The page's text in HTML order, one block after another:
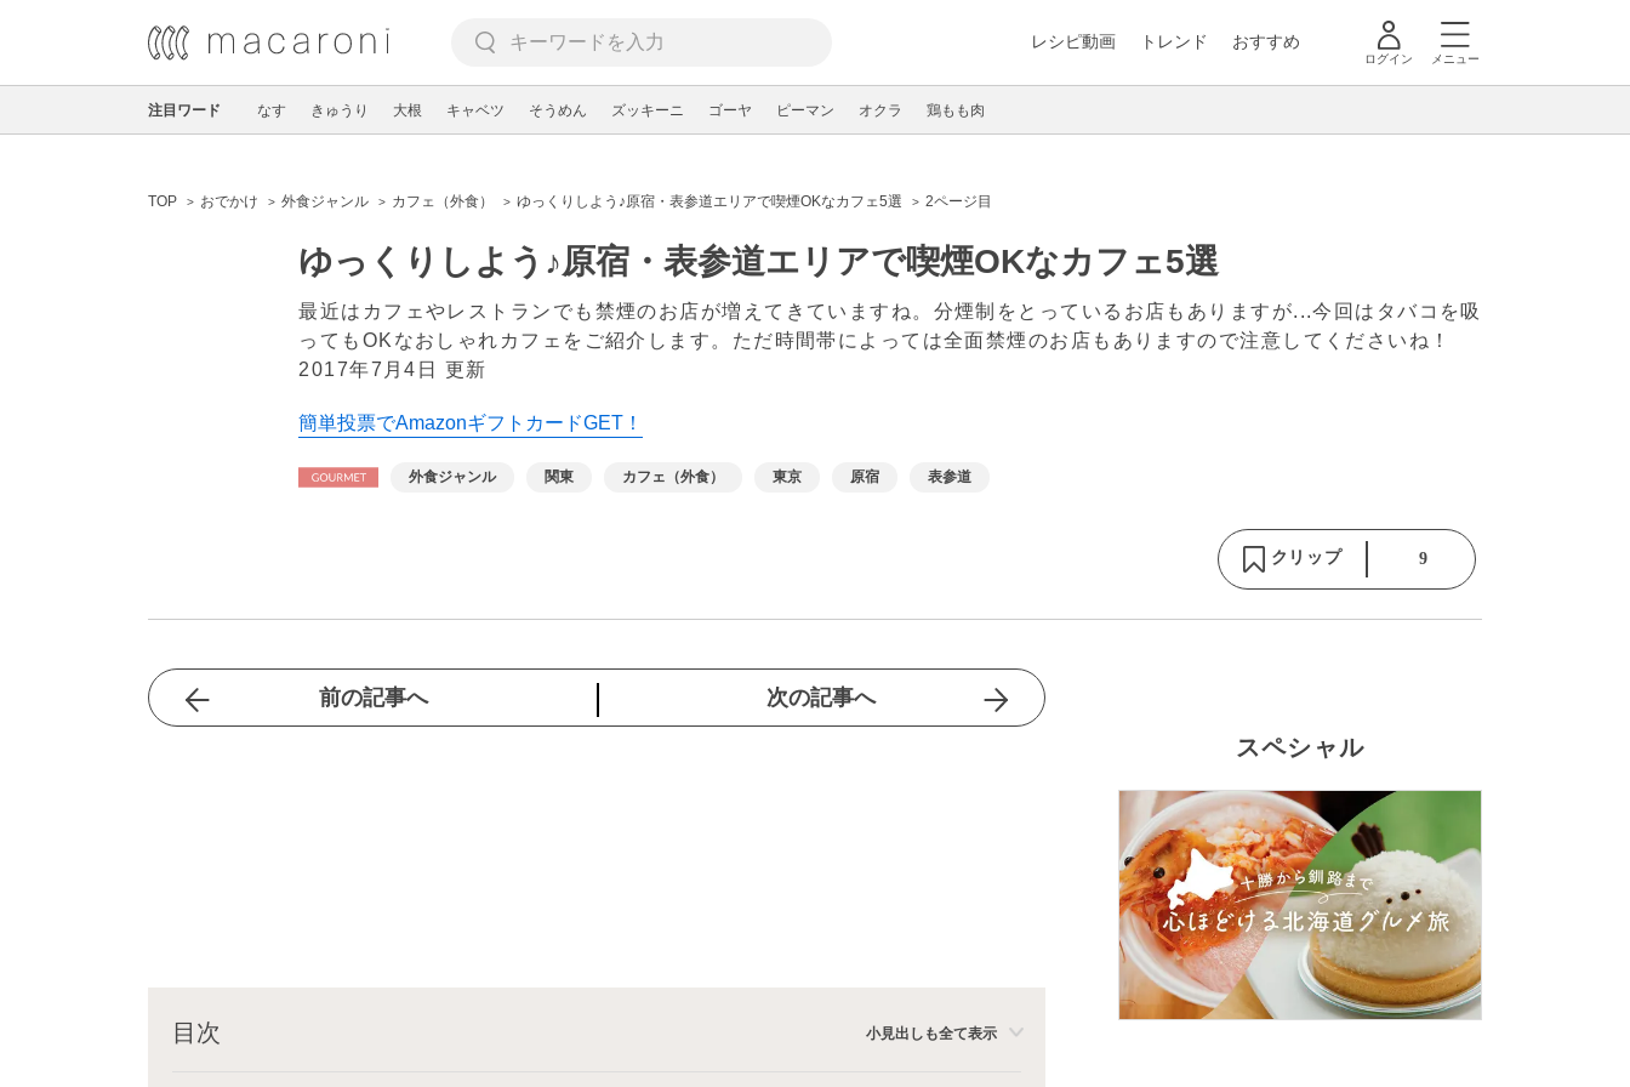
レシピ動画 トレンド おすすめ
ログイン メニュー
注目ワード なす きゅうり 大根 キャベツ そうめん ズッキーニ ゴーヤ ピーマン オクラ 鶏もも肉
TOP おでかけ 外食ジャンル カフェ（外食） ゆっくりしよう♪原宿・表参道エリアで喫煙OKなカフェ5選 2ページ目
ゆっくりしよう♪原宿・表参道エリアで喫煙OKなカフェ5選
最近はカフェやレストランでも禁煙のお店が増えてきていますね。分煙制をとっているお店もありますが...今回はタバコを吸
ってもOKなおしゃれカフェをご紹介します。ただ時間帯によっては全面禁煙のお店もありますので注意してくださいね！
2017年7月4日 更新
簡単投票でAmazonギフトカードGET！
外食ジャンル 関東 カフェ（外食） 東京 原宿 表参道
クリップ 9
前の記事へ 次の記事へ
目次 小見出しも全て表示
スペシャル